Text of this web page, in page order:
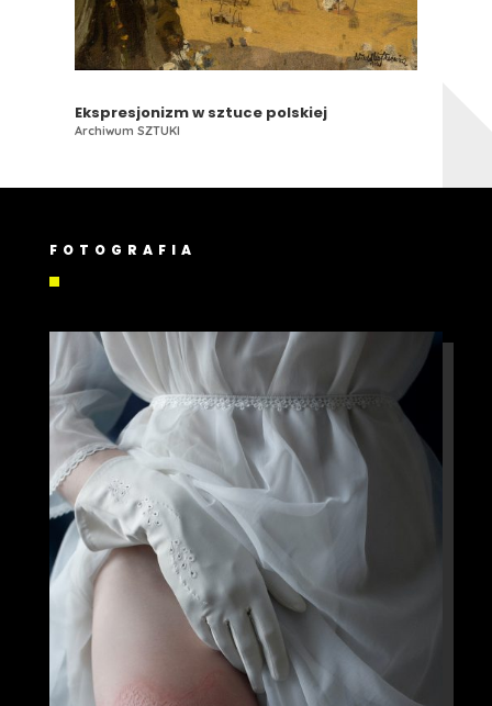
Ekspresjonizm w sztuce polskiej
Archiwum SZTUKI
FOTOGRAFIA